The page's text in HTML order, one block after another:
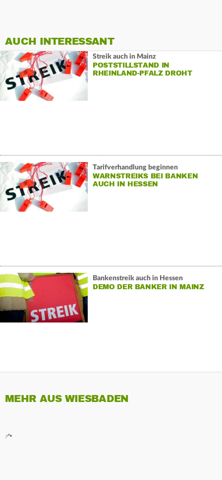
AUCH INTERESSANT
Streik auch in Mainz
POSTSTILLSTAND IN
RHEINLAND-PFALZ DROHT
Tarifverhandlung beginnen
WARNSTREIKS BEI BANKEN
AUCH IN HESSEN
Bankenstreik auch in Hessen
DEMO DER BANKER IN MAINZ
MEHR AUS WIESBADEN